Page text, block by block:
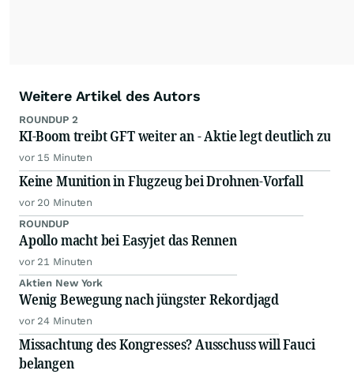
Weitere Artikel des Autors
ROUNDUP 2
KI-Boom treibt GFT weiter an - Aktie legt deutlich zu
vor 15 Minuten
Keine Munition in Flugzeug bei Drohnen-Vorfall
vor 20 Minuten
ROUNDUP
Apollo macht bei Easyjet das Rennen
vor 21 Minuten
Aktien New York
Wenig Bewegung nach jüngster Rekordjagd
vor 24 Minuten
Missachtung des Kongresses? Ausschuss will Fauci
belangen